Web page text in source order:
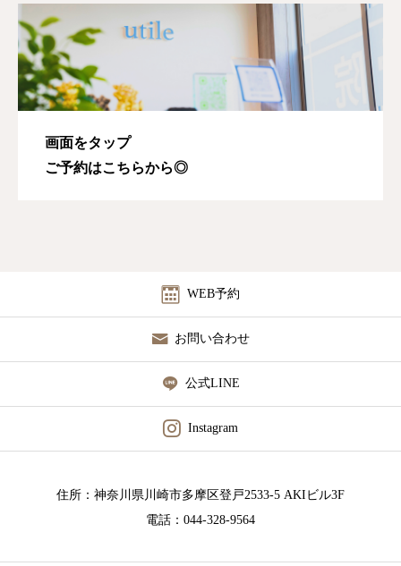
画面をタップ
ご予約はこちらから◎
WEB予約
お問い合わせ
公式LINE
Instagram
住所：神奈川県川崎市多摩区登戸2533-5 AKIビル3F
電話：044-328-9564